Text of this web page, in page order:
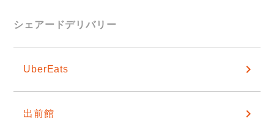
シェアードデリバリー
UberEats
出前館